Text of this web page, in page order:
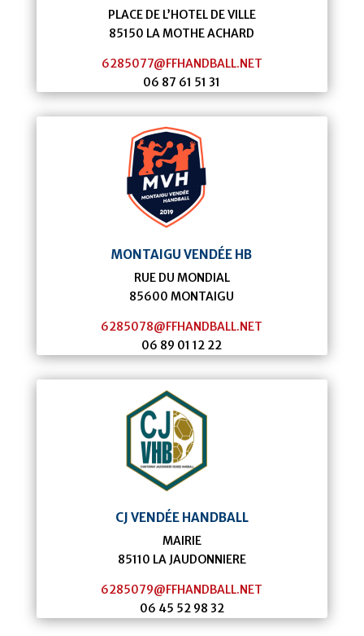
PLACE DE L’HOTEL DE VILLE
85150 LA MOTHE ACHARD
6285077@FFHANDBALL.NET
06 87 61 51 31
MONTAIGU VENDÉE HB
RUE DU MONDIAL
85600 MONTAIGU
6285078@FFHANDBALL.NET
06 89 01 12 22
CJ VENDÉE HANDBALL
MAIRIE
85110 LA JAUDONNIERE
6285079@FFHANDBALL.NET
06 45 52 98 32